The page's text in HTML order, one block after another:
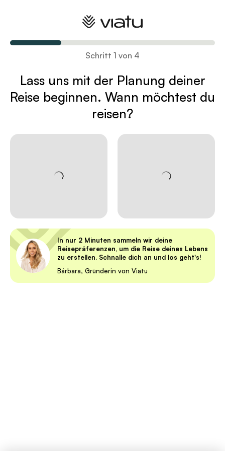
Schritt 1 von 4
Lass uns mit der Planung deiner
Reise beginnen. Wann möchtest du
reisen?
In nur 2 Minuten sammeln wir deine
Reisepräferenzen, um die Reise deines Lebens
zu erstellen. Schnalle dich an und los geht's!
Bárbara, Gründerin von Viatu